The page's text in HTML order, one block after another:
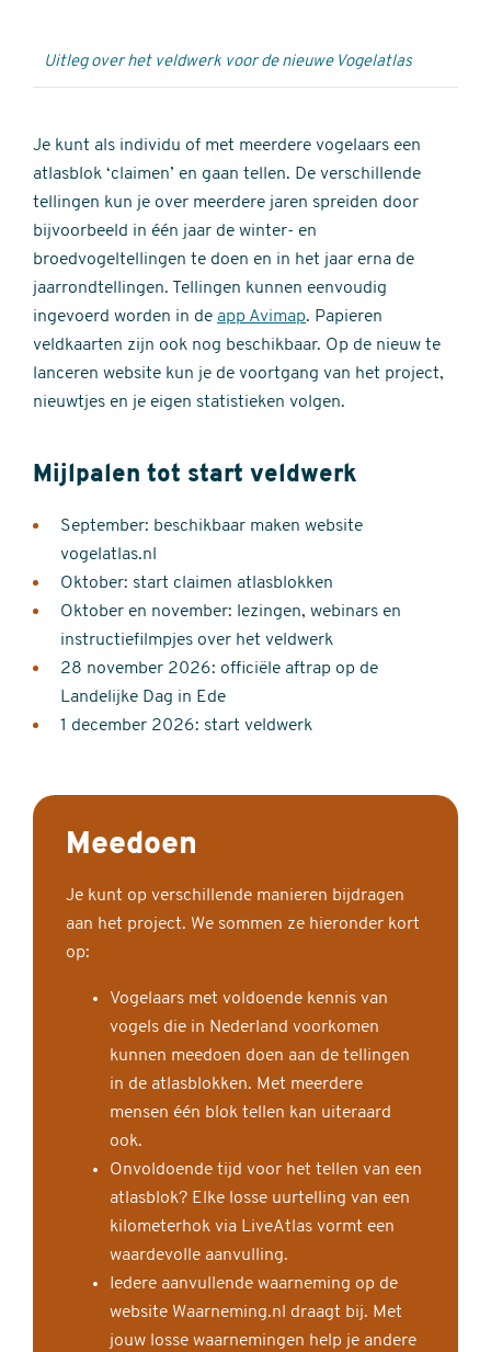
Uitleg over het veldwerk voor de nieuwe Vogelatlas
Je kunt als individu of met meerdere vogelaars een
atlasblok ‘claimen’ en gaan tellen. De verschillende
tellingen kun je over meerdere jaren spreiden door
bijvoorbeeld in één jaar de winter- en
broedvogeltellingen te doen en in het jaar erna de
jaarrondtellingen. Tellingen kunnen eenvoudig
ingevoerd worden in de app Avimap. Papieren
veldkaarten zijn ook nog beschikbaar. Op de nieuw te
lanceren website kun je de voortgang van het project,
nieuwtjes en je eigen statistieken volgen.
Mijlpalen tot start veldwerk
September: beschikbaar maken website
vogelatlas.nl
Oktober: start claimen atlasblokken
Oktober en november: lezingen, webinars en
instructiefilmpjes over het veldwerk
28 november 2026: officiële aftrap op de
Landelijke Dag in Ede
1 december 2026: start veldwerk
Meedoen
Je kunt op verschillende manieren bijdragen
aan het project. We sommen ze hieronder kort
op:
Vogelaars met voldoende kennis van
vogels die in Nederland voorkomen
kunnen meedoen doen aan de tellingen
in de atlasblokken. Met meerdere
mensen één blok tellen kan uiteraard
ook.
Onvoldoende tijd voor het tellen van een
atlasblok? Elke losse uurtelling van een
kilometerhok via LiveAtlas vormt een
waardevolle aanvulling.
Iedere aanvullende waarneming op de
website Waarneming.nl draagt bij. Met
jouw losse waarnemingen help je andere